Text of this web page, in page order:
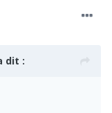
dit :